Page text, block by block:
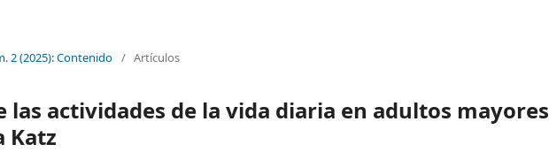
2 (2025): Contenido / Artículos
las actividades de la vida diaria en adultos mayores
Katz